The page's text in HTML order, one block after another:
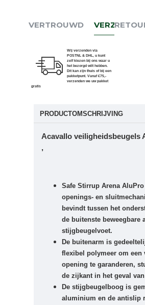
VERTROUWD VERZENDEN
Wij verzenden via
POSTNL & DHL, u kunt
zelf kiezen bij ons waar u
het bezorgd wilt hebben.
Dit kan zijn thuis of bij een
pakketpunt. Vanaf €75,-
verzenden we uw pakket
gratis
PRODUCTOMSCHRIJVING
Acavallo veiligheidsbeugels
,
Safe Stirrup Arena
openings- en
bevindt tussen het
de buitenste beweegbare
stijgbeugelvoet.
De buitenarm is
flexibel polymeer om een
opening te garanderen,
de zijkant in het geval
De stijgbeugelboog is
aluminium en de antislip